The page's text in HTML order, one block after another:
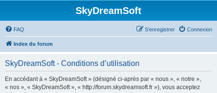
SkyDreamSoft
FAQ Connexion
S’enregistrer
Index du forum
SkyDreamSoft - Conditions d’utilisation
En accédant à « SkyDreamSoft » (désigné ci-après par « nous », « notre »,
« nos », « SkyDreamSoft », « http://forum.skydreamsoft.fr »), vous acceptez